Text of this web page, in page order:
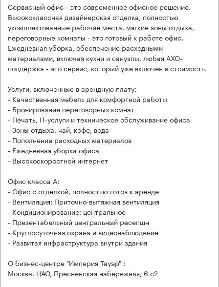
Сервисный офис - это современное офисное решение.
Высококлассная дизайнерская отделка, полностью
укомплектованные рабочие места, мягкие зоны отдыха,
переговорные комнаты - это готовый к работе офис.
Ежедневная уборка, обеспечение расходными
материалами, включая кухни и санузлы, любая АХО-
поддержка - это сервис, который уже включен в стоимость.
Услуги, включенные в арендную плату:
- Качественная мебель для комфортной работы
- Бронирование переговорных комнат
- Печать, IT-услуги и техническое обслуживание офиса
- Зоны отдыха, чай, кофе, вода
- Пополнение расходных материалов
- Ежедневная уборка офиса
- Высокоскоростной интернет
Офис класса А:
- Офис с отделкой, полностью готов к аренде
- Вентиляция: Приточно-вытяжная вентиляция
- Кондиционирование: центральное
- Презентабельный центральный ресепшн
- Круглосуточная охрана и видеонаблюдение
- Развитая инфраструктура внутри здания
О бизнес-центре "Империя Тауэр" :
Москва, ЦАО, Пресненская набережная, 6 с2